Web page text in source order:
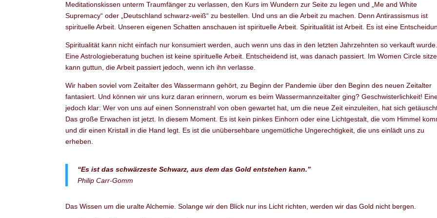
Meditationskissen unterm Traumfänger zu verlassen, den Kurs im Wundern zur Seite zu legen und „Me and White
Supremacy“ oder „Deutschland schwarz-weiß“ zu bestellen. Und uns an die Arbeit zu machen. Denn Antirassismus ist
spirituelle Arbeit. Unseren eigenen Schatten anschauen ist spirituelle Arbeit. Spiritualität ist Arbeit. Es ist eine
Spiritualität kann nicht einfach nur konsumiert werden, auch wenn uns das in den letzten Jahrzehnten so verkauft wurde.
Eine Astrologieberatung buchen ist keine spirituelle Arbeit. Entscheidend ist, was danach passiert. Im Women Circle
kann guttun, die Arbeit passiert jedoch, wenn ich ihn verlasse.
Wir haben soviel vom Zeitalter des Wassermann gehört, zu Beginn der Pandemie über den Beginn des neuen Zeitalter
fantasiert. Und können wir uns kurz daran erinnern, worum es beim Wassermannzeitalter ging? Geschwisterlichkeit!
jedoch klar: Wer von uns auf einen Sonnenstrahl von oben gewartet hat, um die neue Zeit einzuleiten, hat sich
Das große Erwachen ist jetzt. In diesem Moment. Es ist kein pinkes Einhorn oder eine Lichtgestalt, die vom Himmel
und dir einen Kristall in die Hand legt. Es ist die unübersehbare ungemütliche Ungerechtigkeit, die uns einlädt uns zu
erheben.
“Es ist das schwärzeste Schwarz, aus dem das Gold entstehen kann.”
Philip Carr-Gomm
Das Wissen um die uralte Alchemie. Solange wir den Blick nur ins Licht richten, werden wir das Gold nicht bergen.